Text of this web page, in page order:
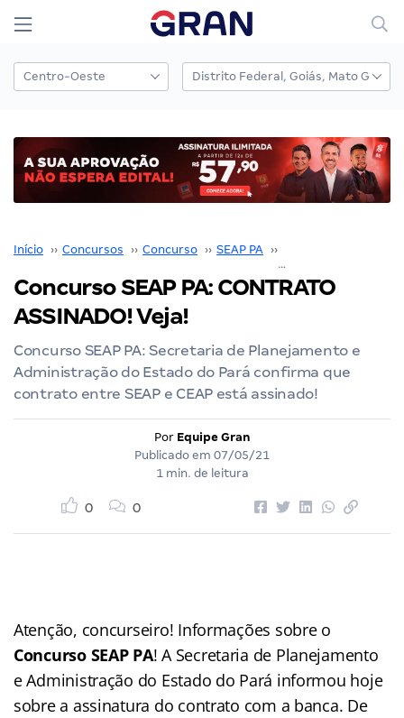
Início ›› Concursos ›› Concurso ›› SEAP PA ››
Concurso SEAP PA: CONTRATO
ASSINADO! Veja!
Concurso SEAP PA: Secretaria de Planejamento e
Administração do Estado do Pará confirma que
contrato entre SEAP e CEAP está assinado!
Por Equipe Gran
Publicado em 07/05/21
1 min. de leitura
0 0
Atenção, concurseiro! Informações sobre o
Concurso SEAP PA! A Secretaria de Planejamento
e Administração do Estado do Pará informou hoje
sobre a assinatura do contrato com a banca. De